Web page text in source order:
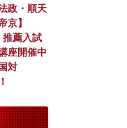
政・順天
京】
推薦入試
座開催中
対